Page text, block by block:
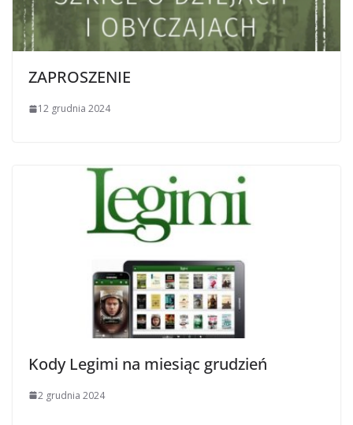
ZAPROSZENIE
12 grudnia 2024
Kody Legimi na miesiąc grudzień
2 grudnia 2024